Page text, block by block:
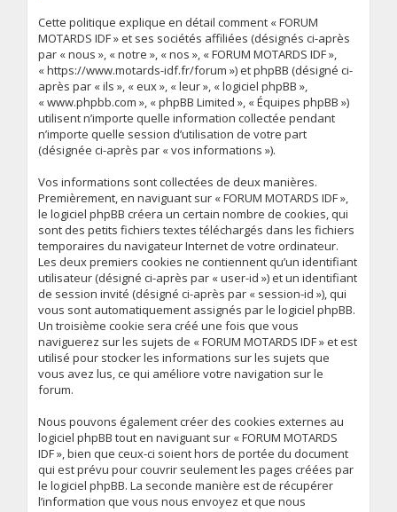
Cette politique explique en détail comment « FORUM
MOTARDS IDF » et ses sociétés affiliées (désignés ci-après
par « nous », « notre », « nos », « FORUM MOTARDS IDF »,
« https://www.motards-idf.fr/forum ») et phpBB (désigné ci-
après par « ils », « eux », « leur », « logiciel phpBB »,
« www.phpbb.com », « phpBB Limited », « Équipes phpBB »)
utilisent n’importe quelle information collectée pendant
n’importe quelle session d’utilisation de votre part
(désignée ci-après par « vos informations »).
Vos informations sont collectées de deux manières.
Premièrement, en naviguant sur « FORUM MOTARDS IDF »,
le logiciel phpBB créera un certain nombre de cookies, qui
sont des petits fichiers textes téléchargés dans les fichiers
temporaires du navigateur Internet de votre ordinateur.
Les deux premiers cookies ne contiennent qu’un identifiant
utilisateur (désigné ci-après par « user-id ») et un identifiant
de session invité (désigné ci-après par « session-id »), qui
vous sont automatiquement assignés par le logiciel phpBB.
Un troisième cookie sera créé une fois que vous
naviguerez sur les sujets de « FORUM MOTARDS IDF » et est
utilisé pour stocker les informations sur les sujets que
vous avez lus, ce qui améliore votre navigation sur le
forum.
Nous pouvons également créer des cookies externes au
logiciel phpBB tout en naviguant sur « FORUM MOTARDS
IDF », bien que ceux-ci soient hors de portée du document
qui est prévu pour couvrir seulement les pages créées par
le logiciel phpBB. La seconde manière est de récupérer
l’information que vous nous envoyez et que nous